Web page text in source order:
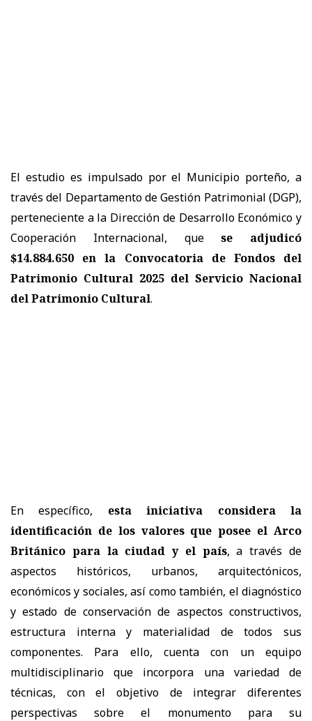
El estudio es impulsado por el Municipio porteño, a
través del Departamento de Gestión Patrimonial (DGP),
perteneciente a la Dirección de Desarrollo Económico y
Cooperación Internacional, que
se adjudicó
$14.884.650 en la Convocatoria de Fondos del
Patrimonio Cultural 2025 del Servicio Nacional
del Patrimonio Cultural.
En específico,
esta iniciativa considera la
identificación de los valores que posee el Arco
Británico para la ciudad y el país, a través de
aspectos históricos, urbanos, arquitectónicos,
económicos y sociales, así como también, el diagnóstico
y estado de conservación de aspectos constructivos,
estructura interna y materialidad de todos sus
componentes. Para ello, cuenta con un equipo
multidisciplinario que incorpora una variedad de
técnicas, con el objetivo de integrar diferentes
perspectivas sobre el monumento para su